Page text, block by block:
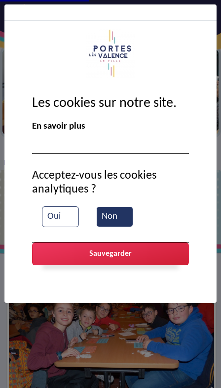
Loto de l'école Voltaire
Loto de l'école Voltaire
Les cookies sur notre site.
En savoir plus
Oui Non
Acceptez-vous les cookies
analytiques ?
Sauvegarder